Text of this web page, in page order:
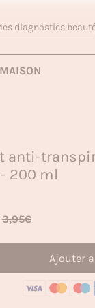
diagnostics
MAISON
anti-
200 ml
3,95€
Ajouter